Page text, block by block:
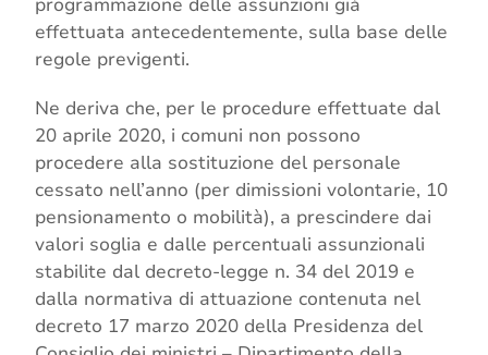
programmazione delle assunzioni già
effettuata antecedentemente, sulla base delle
regole previgenti.
Ne deriva che, per le procedure effettuate dal
20 aprile 2020, i comuni non possono
procedere alla sostituzione del personale
cessato nell’anno (per dimissioni volontarie, 10
pensionamento o mobilità), a prescindere dai
valori soglia e dalle percentuali assunzionali
stabilite dal decreto-legge n. 34 del 2019 e
dalla normativa di attuazione contenuta nel
decreto 17 marzo 2020 della Presidenza del